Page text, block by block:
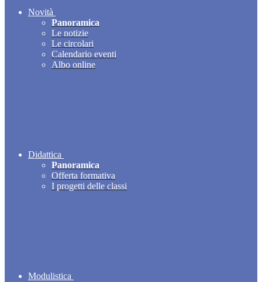
Novità
Panoramica
Le notizie
Le circolari
Calendario eventi
Albo online
Didattica
Panoramica
Offerta formativa
I progetti delle classi
Modulistica